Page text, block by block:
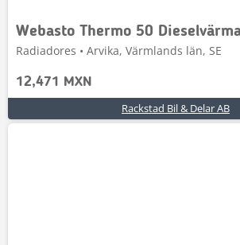
Webasto Thermo 50
Radiadores • Arvika, Värmlands län, SE
12,471 MXN
Rackstad Bil & Delar AB